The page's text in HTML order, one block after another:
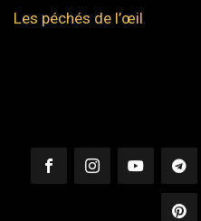
Les péchés de l’œil